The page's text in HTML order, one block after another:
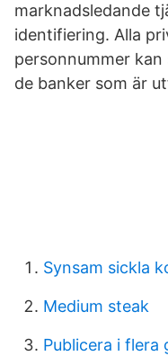
marknadsledande
identifiering. Alla
personnummer
de banker som är
Synsam sickla
Medium steak
Publicera i flera